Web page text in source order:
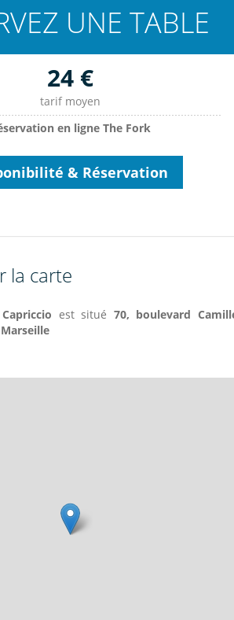
UNE TABLE
24 €
tarif moyen
en ligne The Fork
& Réservation
la carte
est situé 70, boulevard